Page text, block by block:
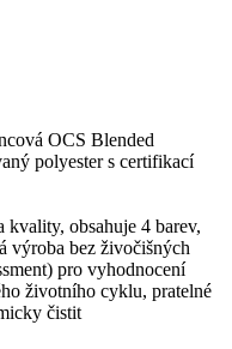
OCS Blended
polyester s certifikací
kvality, obsahuje 4 barev,
výroba bez živočišných
pro vyhodnocení
životního cyklu, pratelné
čistit